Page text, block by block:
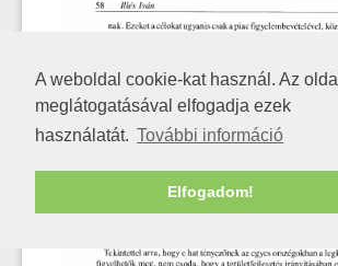
A weboldal cookie-kat használ. Az oldal
meglátogatásával elfogadja ezek
használatát. További információ
Elfogadom!